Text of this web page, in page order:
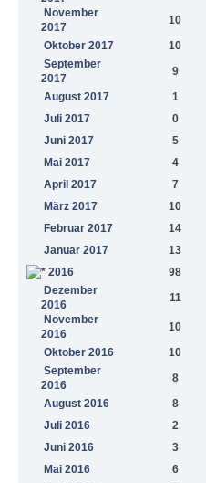
November
2017
10
Oktober 2017
10
September
2017
9
August 2017
1
Juli 2017
0
Juni 2017
5
Mai 2017
4
April 2017
7
März 2017
10
Februar 2017
14
Januar 2017
13
2016
98
Dezember
2016
11
November
2016
10
Oktober 2016
10
September
2016
8
August 2016
8
Juli 2016
2
Juni 2016
3
Mai 2016
6